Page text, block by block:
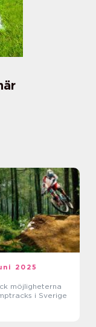
2025
möjligheterna
i Sverige